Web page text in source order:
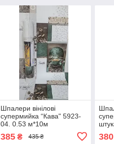
Шпалери вінілові
супермийка “Кава" 5923-
04. 0.53 м*10м
385₴ 435 ₴ 380